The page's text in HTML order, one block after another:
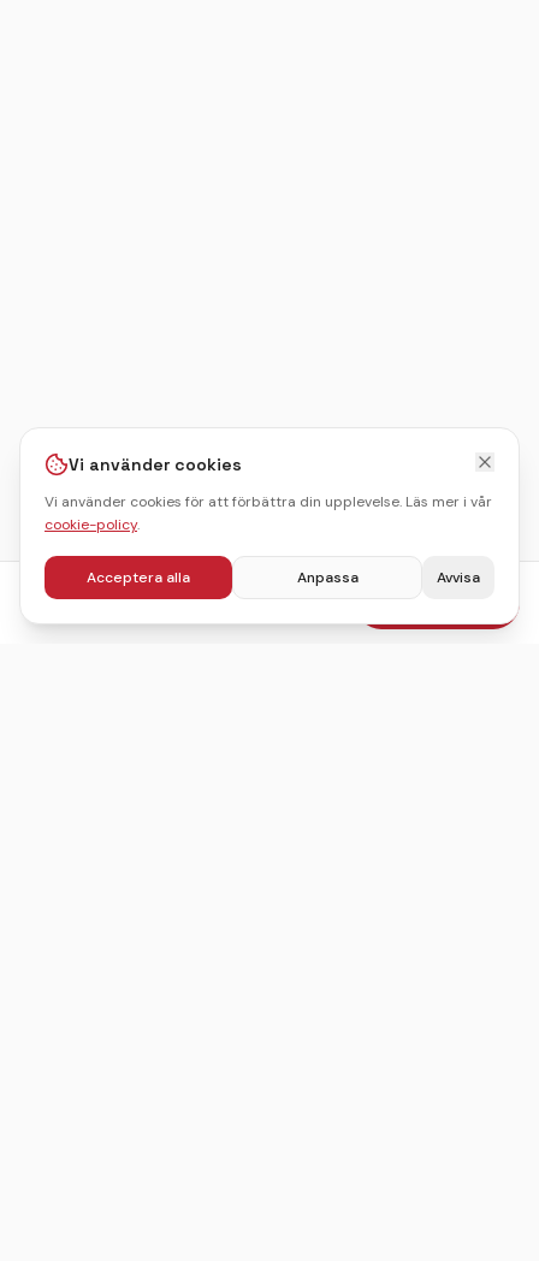
fr.465kr/pers Boka julbord
Vi använder cookies
Vi använder cookies för att förbättra din upplevelse. Läs mer i vår
cookie-policy.
Acceptera alla Anpassa Avvisa